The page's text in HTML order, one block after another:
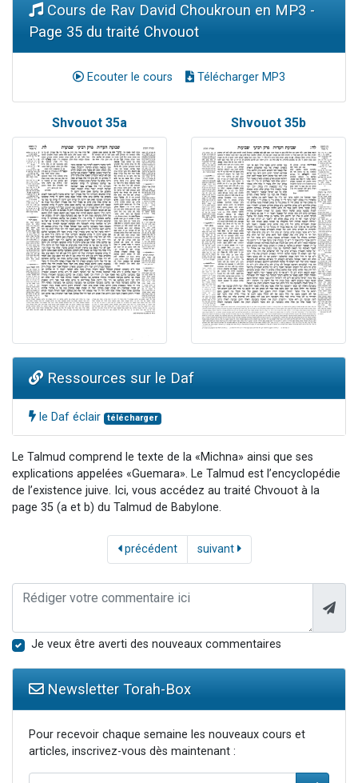
Cours de Rav David Choukroun en MP3 -
Page 35 du traité Chvouot
Ecouter le cours Télécharger MP3
Shvouot 35a Shvouot 35b
Ressources sur le Daf
le Daf éclair télécharger
Le Talmud comprend le texte de la «Michna» ainsi que ses
explications appelées «Guemara». Le Talmud est l’encyclopédie
de l’existence juive. Ici, vous accédez au traité Chvouot à la
page 35 (a et b) du Talmud de Babylone.
précédent suivant
Je veux être averti des nouveaux commentaires
Newsletter Torah-Box
Pour recevoir chaque semaine les nouveaux cours et
articles, inscrivez-vous dès maintenant :